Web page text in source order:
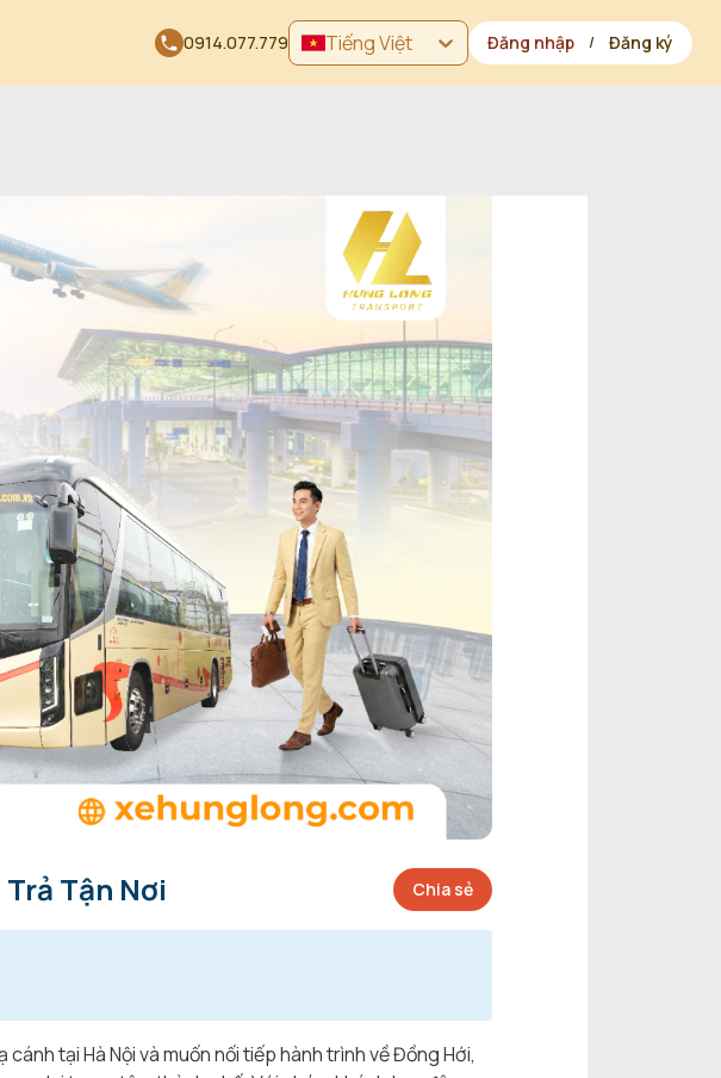
0914.077.779 Tiếng Việt Đăng nhập / Đăng ký
Tận Nơi Chia sẻ
tại Hà Nội và muốn nối tiếp hành trình về Đồng Hới,